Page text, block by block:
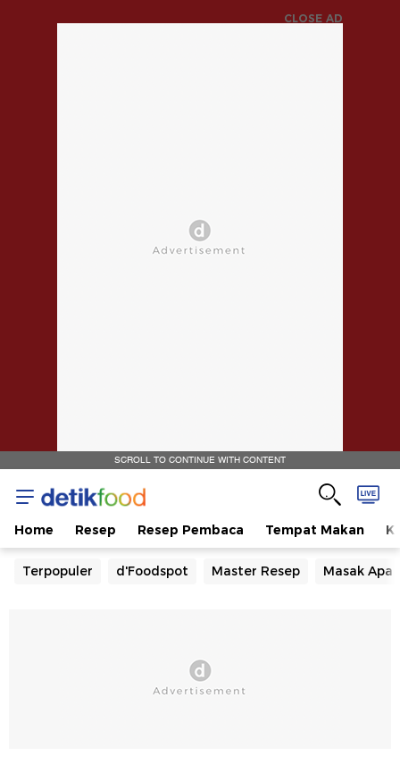
CLOSE AD
SCROLL TO CONTINUE WITH CONTENT
Home Resep Resep Pembaca Tempat Makan
Terpopuler d'Foodspot Master Resep Masak Apa